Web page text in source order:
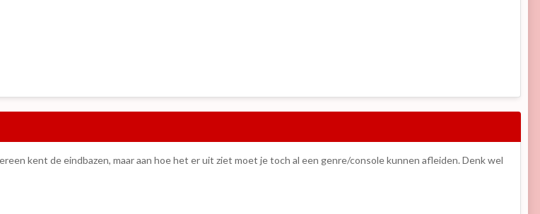
kent de eindbazen, maar aan hoe het er uit ziet moet je toch al een genre/console kunnen afleiden. Denk wel